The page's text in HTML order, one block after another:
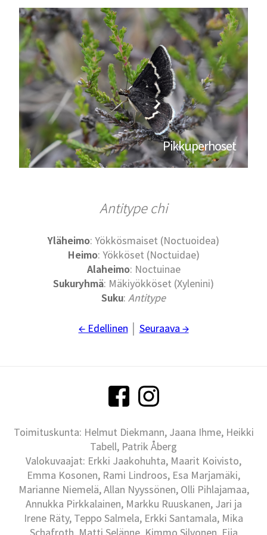
Pikkuperhoset
Antitype chi
Yläheimo: Yökkösmaiset (Noctuoidea)
Heimo: Yökköset (Noctuidae)
Alaheimo: Noctuinae
Sukuryhmä: Mäkiyökköset (Xylenini)
Suku: Antitype
← Edellinen Seuraava →
Toimituskunta: Helmut Diekmann, Jaana Ihme, Heikki
Tabell, Patrik Åberg
Valokuvaajat: Erkki Jaakohuhta, Maarit Koivisto,
Emma Kosonen, Rami Lindroos, Esa Marjamäki,
Marianne Niemelä, Allan Nyyssönen, Olli Pihlajamaa,
Annukka Pirkkalainen, Markku Ruuskanen, Jari ja
Irene Räty, Teppo Salmela, Erkki Santamala, Mika